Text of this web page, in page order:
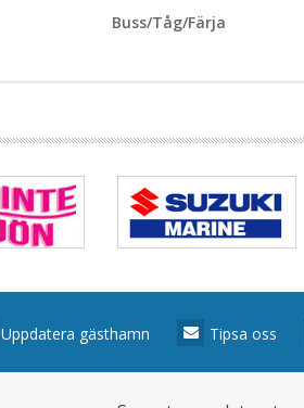
Buss/Tåg/Färja
Uppdatera gästhamn Tipsa oss